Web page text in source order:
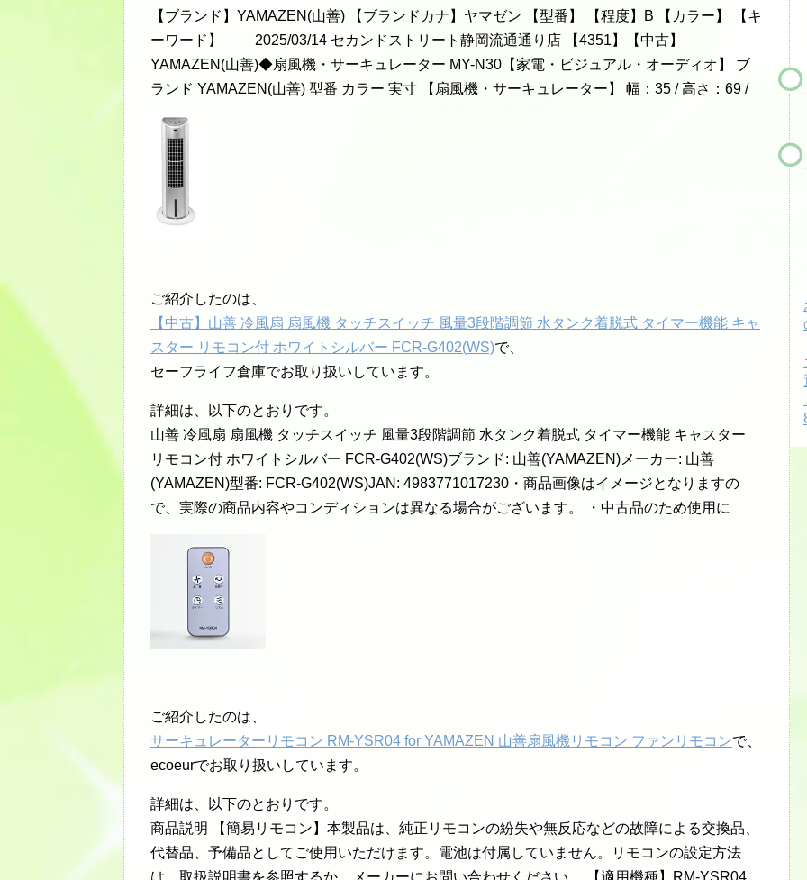
【ブランド】YAMAZEN(山善) 【ブランドカナ】ヤマゼン 【型番】 【程度】B 【カラー】 【キ
ーワード】 2025/03/14 セカンドストリート静岡流通通り店 【4351】【中古】
YAMAZEN(山善)◆扇風機・サーキュレーター MY-N30【家電・ビジュアル・オーディオ】 ブ
ランド YAMAZEN(山善) 型番 カラー 実寸 【扇風機・サーキュレーター】 幅：35 / 高さ：69 /
ご紹介したのは、
【中古】山善 冷風扇 扇風機 タッチスイッチ 風量3段階調節 水タンク着脱式 タイマー機能 キャ
スター リモコン付 ホワイトシルバー FCR-G402(WS)で、
セーフライフ倉庫でお取り扱いしています。
詳細は、以下のとおりです。
山善 冷風扇 扇風機 タッチスイッチ 風量3段階調節 水タンク着脱式 タイマー機能 キャスター
リモコン付 ホワイトシルバー FCR-G402(WS)ブランド: 山善(YAMAZEN)メーカー: 山善
(YAMAZEN)型番: FCR-G402(WS)JAN: 4983771017230・商品画像はイメージとなりますの
で、実際の商品内容やコンディションは異なる場合がございます。 ・中古品のため使用に
ご紹介したのは、
サーキュレーターリモコン RM-YSR04 for YAMAZEN 山善扇風機リモコン ファンリモコンで、
ecoeurでお取り扱いしています。
詳細は、以下のとおりです。
商品説明 【簡易リモコン】本製品は、純正リモコンの紛失や無反応などの故障による交換品、
代替品、予備品としてご使用いただけます。電池は付属していません。リモコンの設定方法
は、取扱説明書を参照するか、メーカーにお問い合わせください。 【適用機種】RM-YSR04